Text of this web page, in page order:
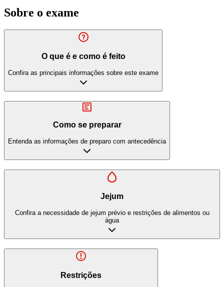
Sobre o exame
O que é e como é feito
Confira as principais informações sobre este exame
Como se preparar
Entenda as informações de preparo com antecedência
Jejum
Confira a necessidade de jejum prévio e restrições de alimentos ou
água
Restrições